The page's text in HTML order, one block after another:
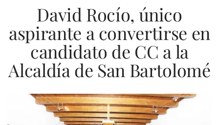
David Rocío, único
aspirante a convertirse en
candidato de CC a la
Alcaldía de San Bartolomé